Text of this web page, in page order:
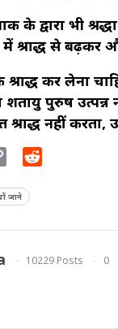
के द्वारा भी
श्राद्ध से बढ़कर
श्राद्ध कर लेना
शतायु पुरुष उत्पन्न
नहीं
Copy
जाने
10229 Posts
0